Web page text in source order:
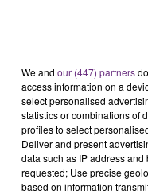
We and our (447) partners
access information on a
select personalised
statistics or combinations of
profiles to select
Deliver and present
data such as IP address
requested; Use precise
based on information